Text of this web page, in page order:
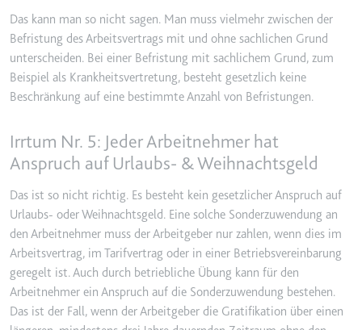
__Secure-YEC
Anbieter:
youtube.com
Speichert die
Benutzereinstellungen beim Abruf
integrierten Youtube-Videos
Ablauf:
Sitzung
Typ:
HTTP-Cookie
__Secure-YNID
Anbieter:
youtube.com
Zweck:
Wird verwendet, um die
Interaktion der Nutzer mit
Das kann man so nicht sagen. Man muss vielmehr zwischen der
Befristung des Arbeitsvertrags mit und ohne sachlichen Grund
unterscheiden. Bei einer Befristung mit sachlichem Grund, zum
Beispiel als Krankheitsvertretung, besteht gesetzlich keine
Beschränkung auf eine bestimmte Anzahl von Befristungen.
Irrtum Nr. 5: Jeder Arbeitnehmer hat
Anspruch auf Urlaubs- & Weihnachtsgeld
Das ist so nicht richtig. Es besteht kein gesetzlicher Anspruch auf
Urlaubs- oder Weihnachtsgeld. Eine solche Sonderzuwendung an
den Arbeitnehmer muss der Arbeitgeber nur zahlen, wenn dies im
Arbeitsvertrag, im Tarifvertrag oder in einer Betriebsvereinbarung
geregelt ist. Auch durch betriebliche Übung kann für den
Arbeitnehmer ein Anspruch auf die Sonderzuwendung bestehen.
Das ist der Fall, wenn der Arbeitgeber die Gratifikation über einen